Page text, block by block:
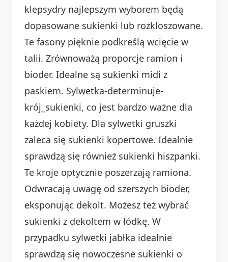
klepsydry najlepszym wyborem będą
dopasowane sukienki lub rozkloszowane.
Te fasony pięknie podkreślą wcięcie w
talii. Zrównoważą proporcje ramion i
bioder. Idealne są sukienki midi z
paskiem. Sylwetka-determinuje-
krój_sukienki, co jest bardzo ważne dla
każdej kobiety. Dla sylwetki gruszki
zaleca się sukienki kopertowe. Idealnie
sprawdzą się również sukienki hiszpanki.
Te kroje optycznie poszerzają ramiona.
Odwracają uwagę od szerszych bioder,
eksponując dekolt. Możesz też wybrać
sukienki z dekoltem w łódkę. W
przypadku sylwetki jabłka idealnie
sprawdzą się nowoczesne sukienki o